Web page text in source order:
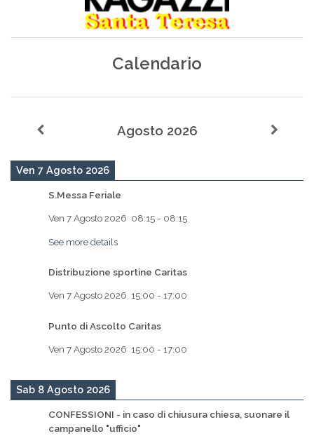
Calendario
Agosto 2026
Ven 7 Agosto 2026
S.Messa Feriale
Ven 7 Agosto 2026 08:15 - 08:15
See more details
Distribuzione sportine Caritas
Ven 7 Agosto 2026 15:00 - 17:00
Punto di Ascolto Caritas
Ven 7 Agosto 2026 15:00 - 17:00
Sab 8 Agosto 2026
CONFESSIONI - in caso di chiusura chiesa, suonare il
campanello "ufficio"